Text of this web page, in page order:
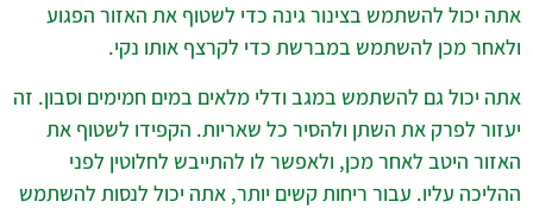
אתה יכול להשתמש בצינור גינה כדי לשטוף את האזור הפגוע
ולאחר מכן להשתמש במברשת כדי לקרצף אותו נקי.
אתה יכול גם להשתמש במגב ודלי מלאים במים חמימים וסבון. זה
יעזור לפרק את השתן ולהסיר כל שאריות. הקפידו לשטוף את
האזור היטב לאחר מכן, ולאפשר לו להתייבש לחלוטין לפני
ההליכה עליו. עבור ריחות קשים יותר, אתה יכול לנסות להשתמש